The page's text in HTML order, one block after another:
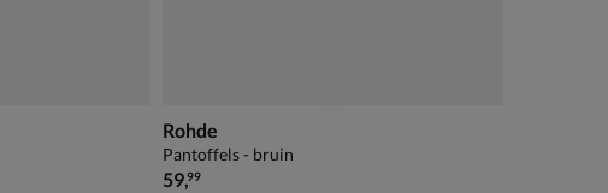
Rohde
Pantoffels - bruin
€ 59,99
59,99